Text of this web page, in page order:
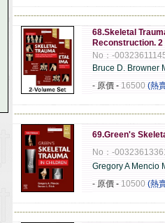
68.Skeletal
Reconstruction. 2
No：-
Bruce D. Browner
- 原價 - 16500 (熱
69.Green's
No：-
Gregory A Mencio
- 原價 - 10500 (熱